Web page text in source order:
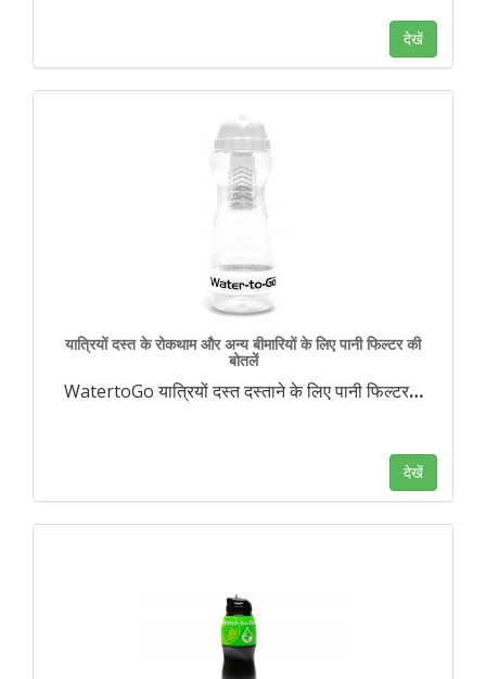
देखें
यात्रियों दस्त के रोकथाम और अन्य बीमारियों के लिए पानी फिल्टर की
बोतलें
WatertoGo यात्रियों दस्त दस्ताने के लिए पानी फिल्टर…
देखें